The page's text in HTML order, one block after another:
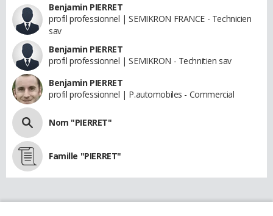
Benjamin PIERRET
profil professionnel | SEMIKRON FRANCE - Technicien
sav
Benjamin PIERRET
profil professionnel | SEMIKRON - Technitien sav
Benjamin PIERRET
profil professionnel | P.automobiles - Commercial
Nom "PIERRET"
Famille "PIERRET"